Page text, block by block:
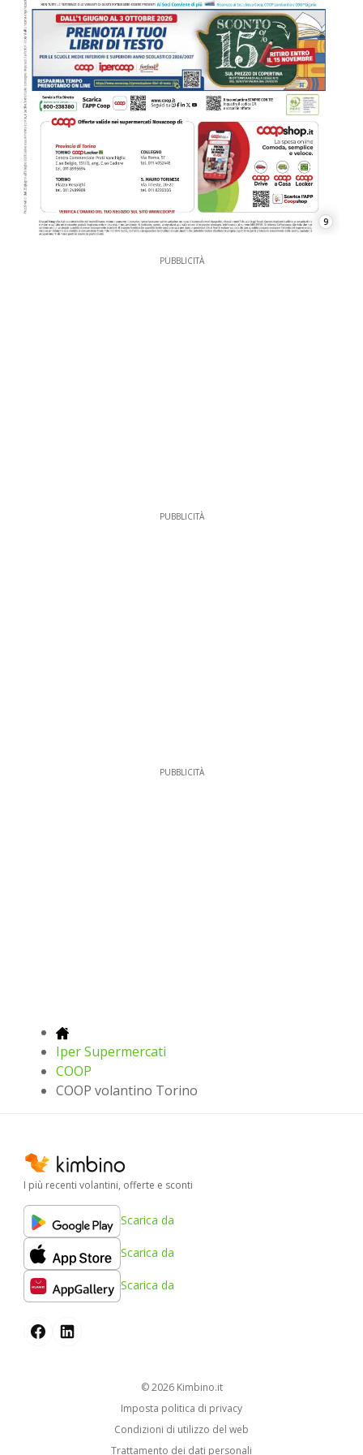
9
PUBBLICITÀ
PUBBLICITÀ
PUBBLICITÀ
Iper Supermercati
COOP
COOP volantino Torino
I più recenti volantini, offerte e sconti
Scarica da
Scarica da
Scarica da
© 2026 kimbino.it
Imposta politica di privacy
Condizioni di utilizzo del web
Trattamento dei dati personali